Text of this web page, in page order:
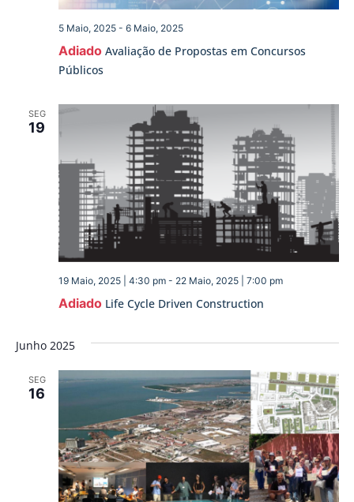
Adiado Avaliação de Propostas em Concursos
Públicos
5 Maio, 2025- 6 Maio, 2025
SEG
19
Adiado Life Cycle Driven Construction
19 Maio, 2025 | 4:30 pm- 22 Maio, 2025 | 7:00 pm
Junho 2025
SEG
16